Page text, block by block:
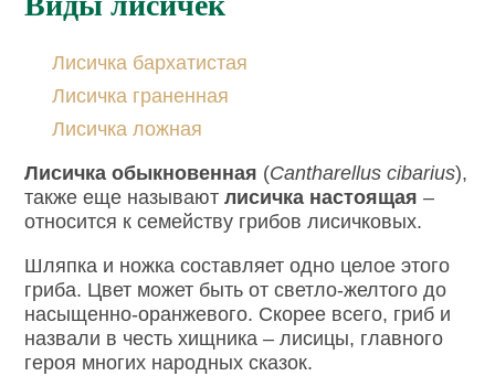
Лисичка бархатистая
Лисичка граненная
Лисичка ложная
Лисичка обыкновенная (Cantharellus cibarius),
также еще называютлисичка настоящая –
относится к семейству грибов лисичковых.
Шляпка и ножка составляет одно целое этого
гриба. Цвет может быть от светло-желтого до
насыщенно-оранжевого. Скорее всего, гриб и
назвали в честь хищника – лисицы, главного
героя многих народных сказок.